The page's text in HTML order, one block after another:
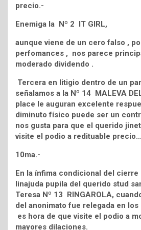
precio.-
Enemiga la Nº 2 IT GIRL,
aunque viene de un cero falso ,
perfomances , nos parece
moderado dividendo .
Tercera en litigio dentro de un
señalamos a la Nº 14 MALEVA
place le auguran excelente
diminuto físico puede ser un
nos gusta para que el querido
visite el podio a redituable precio…
10ma.-
En la ínfima condicional del cierre
linajuda pupila del querido stud
Teresa Nº 13 RINGAROLA,
del anonimato fue relegada en
es hora de que visite el podio a
mayores dilaciones.